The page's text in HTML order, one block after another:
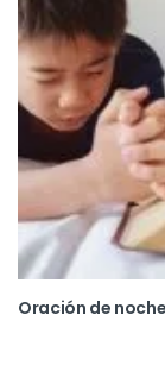
Oración de